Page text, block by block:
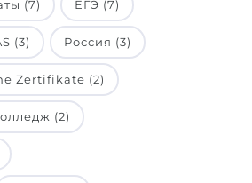
(7) ЕГЭ (7)
(3) Россия (3)
Zertifikate (2)
(2)